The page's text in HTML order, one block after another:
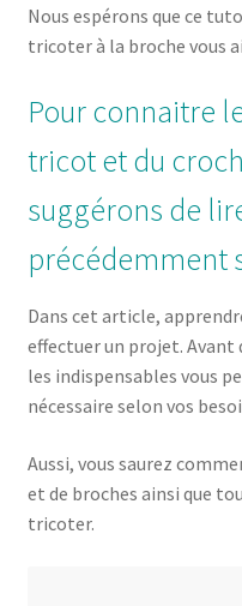
Nous espérons que ce
tricoter à la broche vous
Pour connaitre
tricot et du
suggérons de
précédemment
Dans cet article,
effectuer un projet. Avant
les indispensables vous
nécessaire selon vos
Aussi, vous saurez
et de broches ainsi que
tricoter.